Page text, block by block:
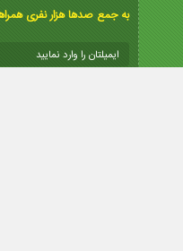
به جمع صدها هزار نفری